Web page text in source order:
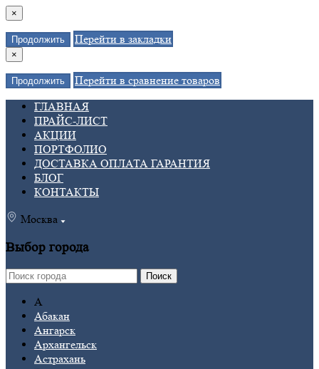
×
Продолжить Перейти в закладки
×
Продолжить
Перейти в сравнение товаров
ГЛАВНАЯ
ПРАЙС-ЛИСТ
АКЦИИ
ПОРТФОЛИО
ДОСТАВКА ОПЛАТА ГАРАНТИЯ
БЛОГ
КОНТАКТЫ
Москва
Выбор города
Поиск
А
Абакан
Ангарск
Архангельск
Астрахань